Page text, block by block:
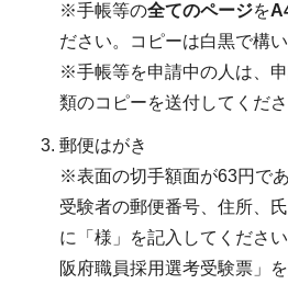
※手帳等の全てのページを
ださい。コピーは白黒で構い
※手帳等を申請中の人は、
類のコピーを送付してくださ
郵便はがき
※表面の切手額面が63円で
受験者の郵便番号、住所、
に「様」を記入してくださ
阪府職員採用選考受験票」